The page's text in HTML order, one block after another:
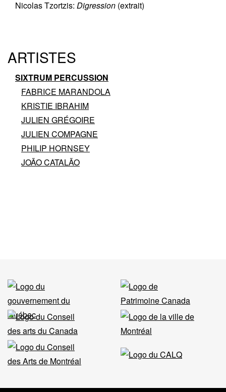
Nicolas Tzortzis: Digression (extrait)
ARTISTES
SIXTRUM PERCUSSION
FABRICE MARANDOLA
KRISTIE IBRAHIM
JULIEN GRÉGOIRE
JULIEN COMPAGNE
PHILIP HORNSEY
JOÃO CATALÃO